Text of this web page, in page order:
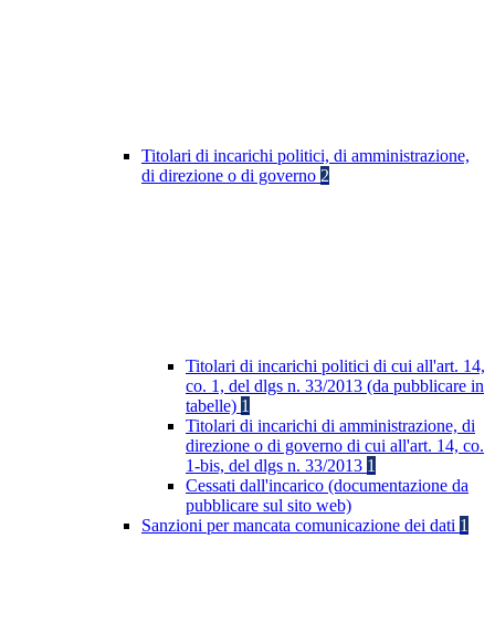
Titolari di incarichi politici, di amministrazione,
di direzione o di governo 2
Titolari di incarichi politici di cui all'art. 14,
co. 1, del dlgs n. 33/2013 (da pubblicare in
tabelle) 1
Titolari di incarichi di amministrazione, di
direzione o di governo di cui all'art. 14, co.
1-bis, del dlgs n. 33/2013 1
Cessati dall'incarico (documentazione da
pubblicare sul sito web)
Sanzioni per mancata comunicazione dei dati 1